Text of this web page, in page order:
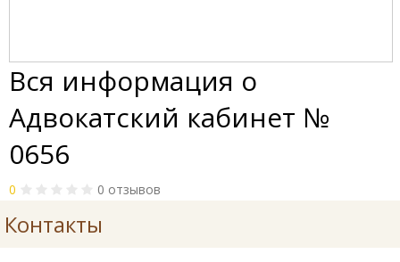
Вся информация о
Адвокатский кабинет №
0656
0 0 отзывов
Контакты